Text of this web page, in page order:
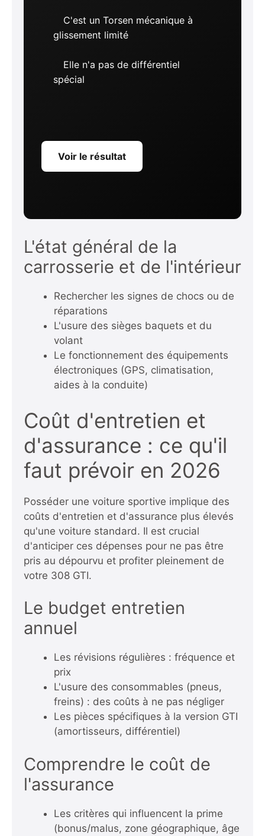
C'est un Torsen mécanique à
glissement limité
Elle n'a pas de différentiel
spécial
Voir le résultat
L'état général de la
carrosserie et de l'intérieur
Rechercher les signes de chocs ou de
réparations
L'usure des sièges baquets et du
volant
Le fonctionnement des équipements
électroniques (GPS, climatisation,
aides à la conduite)
Coût d'entretien et
d'assurance : ce qu'il
faut prévoir en 2026
Posséder une voiture sportive implique des
coûts d'entretien et d'assurance plus élevés
qu'une voiture standard. Il est crucial
d'anticiper ces dépenses pour ne pas être
pris au dépourvu et profiter pleinement de
votre 308 GTI.
Le budget entretien
annuel
Les révisions régulières : fréquence et
prix
L'usure des consommables (pneus,
freins) : des coûts à ne pas négliger
Les pièces spécifiques à la version GTI
(amortisseurs, différentiel)
Comprendre le coût de
l'assurance
Les critères qui influencent la prime
(bonus/malus, zone géographique, âge